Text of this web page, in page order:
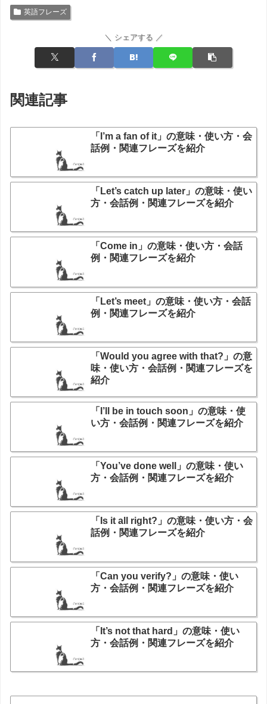
英語フレーズ
＼ シェアする ／
関連記事
「I’m a fan of it」の意味・使い方・会
話例・関連フレーズを紹介
「Let’s catch up later」の意味・使い
方・会話例・関連フレーズを紹介
「Come in」の意味・使い方・会話
例・関連フレーズを紹介
「Let’s meet」の意味・使い方・会話
例・関連フレーズを紹介
「Would you agree with that?」の意
味・使い方・会話例・関連フレーズを
紹介
「I’ll be in touch soon」の意味・使
い方・会話例・関連フレーズを紹介
「You’ve done well」の意味・使い
方・会話例・関連フレーズを紹介
「Is it all right?」の意味・使い方・会
話例・関連フレーズを紹介
「Can you verify?」の意味・使い
方・会話例・関連フレーズを紹介
「It’s not that hard」の意味・使い
方・会話例・関連フレーズを紹介